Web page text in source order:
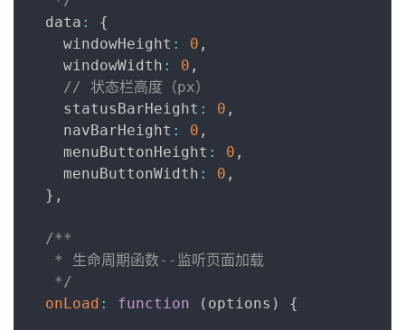
  data
:
{
    windowHeight
: 0 ,
    windowWidth
: 0 ,
// 状态栏高度（px）
    statusBarHeight
: 0 ,
    navBarHeight
: 0 ,
    menuButtonHeight
: 0 ,
    menuButtonWidth
: 0 ,
} ,
/**
   * 生命周期函数--监听页面加载
   */
onLoad : function ( options ) {